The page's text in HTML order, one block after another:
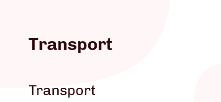
Transport
Transport